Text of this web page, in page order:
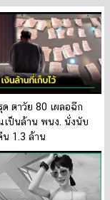
ด ตาวัย 80 เผลอฉีก
เป็นล้าน พนง. นั่งนับ
น 1.3 ล้าน